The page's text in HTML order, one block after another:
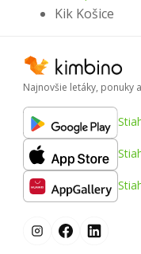
Kik Košice
Najnovšie letáky, ponuky